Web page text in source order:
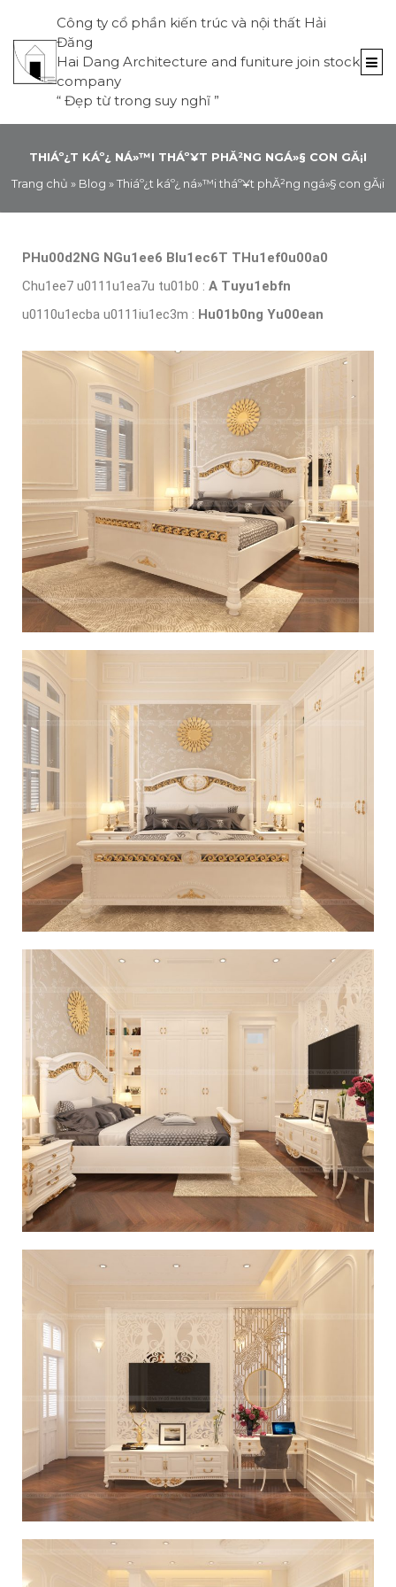
Công ty cổ phần kiến trúc và nội thất Hải
Đăng
Hai Dang Architecture and funiture join stock
company
“ Đẹp từ trong suy nghĩ ”
THIÁº¿T KÁº¿ NÁ»™I THÁº¥T PHĂ²NG NGÁ»§ CON GĂ¡I
Trang chủ » Blog »Thiáº¿t káº¿ ná»™i tháº¥t phĂ²ng ngá»§ con gĂ¡i
PHu00d2NG NGu1ee6 BIu1ec6T THu1ef0u00a0
Chu1ee7 u0111u1ea7u tu01b0 : A Tuyu1ebfn
u0110u1ecba u0111iu1ec3m : Hu01b0ng Yu00ean